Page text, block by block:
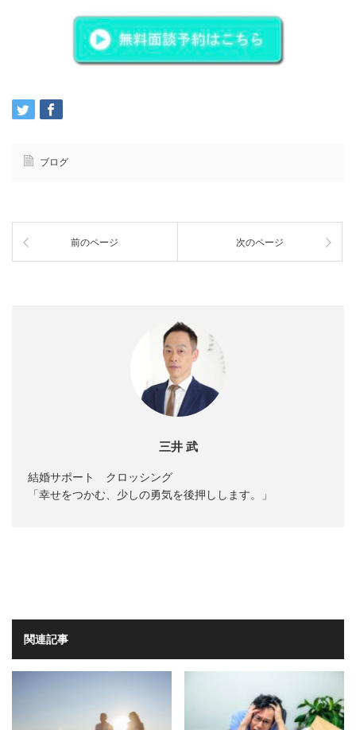
ブログ
前のページ 次のページ
三井 武
結婚サポート クロッシング
「幸せをつかむ、少しの勇気を後押しします。」
関連記事